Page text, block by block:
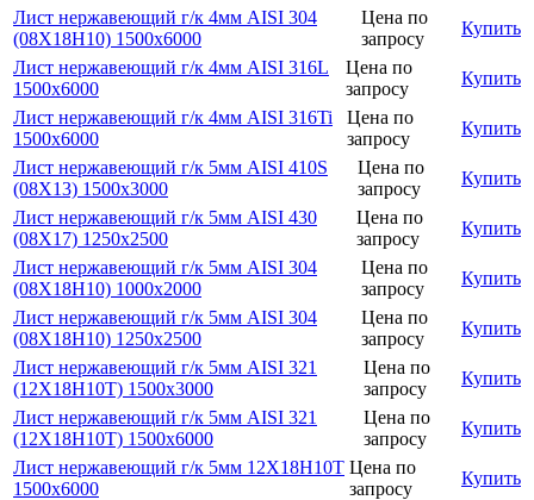
Лист нержавеющий г/к 4мм AISI 304
(08Х18Н10) 1500х6000
Цена по
запросу
Купить
Лист нержавеющий г/к 4мм AISI 316L
1500х6000
Цена по
запросу
Купить
Лист нержавеющий г/к 4мм AISI 316Ti
1500х6000
Цена по
запросу
Купить
Лист нержавеющий г/к 5мм AISI 410S
(08Х13) 1500х3000
Цена по
запросу
Купить
Лист нержавеющий г/к 5мм AISI 430
(08Х17) 1250х2500
Цена по
запросу
Купить
Лист нержавеющий г/к 5мм AISI 304
(08Х18Н10) 1000х2000
Цена по
запросу
Купить
Лист нержавеющий г/к 5мм AISI 304
(08Х18Н10) 1250х2500
Цена по
запросу
Купить
Лист нержавеющий г/к 5мм AISI 321
(12Х18Н10Т) 1500х3000
Цена по
запросу
Купить
Лист нержавеющий г/к 5мм AISI 321
(12Х18Н10Т) 1500х6000
Цена по
запросу
Купить
Лист нержавеющий г/к 5мм 12Х18Н10Т
1500х6000
Цена по
запросу
Купить